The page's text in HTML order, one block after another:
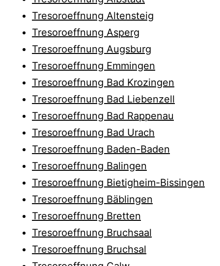
Tresoroeffnung Altensteig
Tresoroeffnung Asperg
Tresoroeffnung Augsburg
Tresoroeffnung Emmingen
Tresoroeffnung Bad Krozingen
Tresoroeffnung Bad Liebenzell
Tresoroeffnung Bad Rappenau
Tresoroeffnung Bad Urach
Tresoroeffnung Baden-Baden
Tresoroeffnung Balingen
Tresoroeffnung Bietigheim-Bissingen
Tresoroeffnung Bäblingen
Tresoroeffnung Bretten
Tresoroeffnung Bruchsaal
Tresoroeffnung Bruchsal